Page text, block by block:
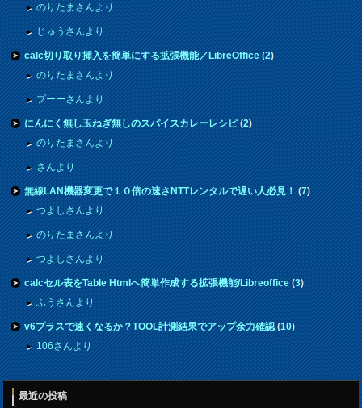
のりたまさんより
じゅうさんより
calc切り取り挿入を簡単にする拡張機能／LibreOffice(2)
のりたまさんより
プーーさんより
にんにく無し玉ねぎ無しのスパイスカレーレシピ(2)
のりたまさんより
さんより
無線LAN機器変更で１０倍の速さNTTレンタルで遅い人必見！(7)
つよしさんより
のりたまさんより
つよしさんより
calcセル表をTable Htmlへ簡単作成する拡張機能/Libreoffice(3)
ふうさんより
v6プラスで速くなるか？TOOL計測結果でアップ余力確認(10)
106さんより
最近の投稿